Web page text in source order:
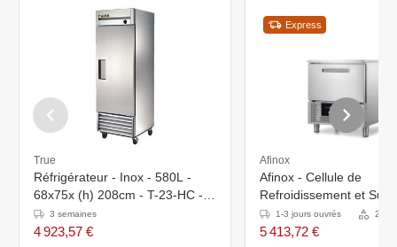
True
Réfrigérateur - Inox - 580L -
68x75x (h) 208cm - T-23-HC -
Garantie 5 ans
3 semaines
4 923,57 €
Express
Afinox
Afinox - Cellule de
Refroidissement et
Intégrable - 5xGN 1/1
600x400 - Gamme
1-3 jours ouvrés 2
5 413,72 €